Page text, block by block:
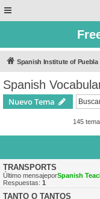
Spanish Institute of Puebla
Spanish
Nuevo Tema
145
TRANSPORTS
Último mensajeporSpanish
Respuestas: 1
TANTO O TANTOS